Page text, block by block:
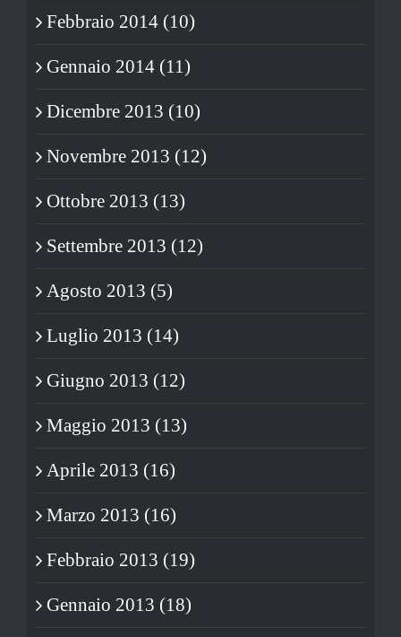
Febbraio 2014 (10)
Gennaio 2014 (11)
Dicembre 2013 (10)
Novembre 2013 (12)
Ottobre 2013 (13)
Settembre 2013 (12)
Agosto 2013 (5)
Luglio 2013 (14)
Giugno 2013 (12)
Maggio 2013 (13)
Aprile 2013 (16)
Marzo 2013 (16)
Febbraio 2013 (19)
Gennaio 2013 (18)